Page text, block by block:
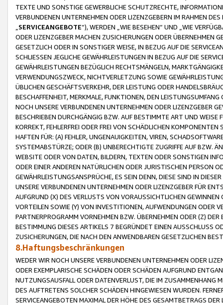
TEXTE UND SONSTIGE GEWERBLICHE SCHUTZRECHTE,
VERBUNDENEN UNTERNEHMEN ODER LIZENZGEBERN IM RAHMEN
SERVICEANGEBOTE“), WERDEN „WIE BESEHEN“ UND „WIE
ODER LIZENZGEBER MACHEN ZUSICHERUNGEN ODER ÜBERNEHMEN
GESETZLICH ODER IN SONSTIGER WEISE, IN BEZUG AUF DIE
SCHLIESSEN JEGLICHE GEWÄHRLEISTUNGEN IN BEZUG AUF DIE
GEWÄHRLEISTUNGEN BEZÜGLICH RECHTSMÄNGELN,
VERWENDUNGSZWECK, NICHTVERLETZUNG SOWIE
ÜBLICHEN GESCHÄFTSVERKEHR, DER LEISTUNG ODER
BESCHAFFENHEIT, MERKMALE, FUNKTIONEN, DEN
NOCH UNSERE VERBUNDENEN UNTERNEHMEN ODER LIZENZGEBER
BESCHRIEBEN DURCHGÄNGIG BZW. AUF BESTIMMTE ART UND
KORREKT, FEHLERFREI ODER FREI VON SCHÄDLICHEN
HAFTEN FÜR: (A) FEHLER, UNGENAUIGKEITEN, VIREN,
SYSTEMABSTÜRZE; ODER (B) UNBERECHTIGTE ZUGRIFFE AUF BZW.
WEBSITE ODER VON DATEN, BILDERN, TEXTEN ODER SONSTIGEN
ODER EINER ANDEREN NATÜRLICHEN ODER JURISTISCHEN PERSON
GEWÄHRLEISTUNGSANSPRÜCHE, ES SEIN DENN, DIESE SIND IN
UNSERE VERBUNDENEN UNTERNEHMEN ODER LIZENZGEBER FÜR
AUFGRUND (X) DES VERLUSTS VON VORAUSSICHTLICHEN
VORTEILEN SOWIE (Y) VON INVESTITIONEN, AUFWENDUNGEN ODER
PARTNERPROGRAMM VORNEHMEN BZW. ÜBERNEHMEN ODER (Z)
BESTIMMUNG DIESES ARTIKELS 7 BEGRÜNDET EINEN AUSSCHLUSS
ZUSICHERUNGEN, DIE NACH DEN ANWENDBAREN GESETZLICHEN
8.Haftungsbeschränkungen
WEDER WIR NOCH UNSERE VERBUNDENEN UNTERNEHMEN ODER
ODER EXEMPLARISCHE SCHÄDEN ODER SCHÄDEN AUFGRUND
NUTZUNGSAUSFALL ODER DATENVERLUST, DIE IM ZUSAMMENHANG
DES AUFTRETENS SOLCHER SCHÄDEN HINGEWIESEN WURDEN.
SERVICEANGEBOTEN MAXIMAL DER HÖHE DES GESAMTBETRAGS